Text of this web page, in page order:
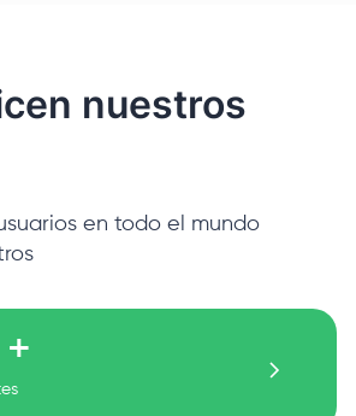
nuestros
en todo el mundo